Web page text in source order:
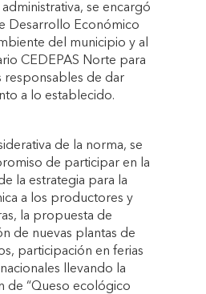
se encargó
Desarrollo Económico
del municipio y al
CEDEPAS Norte para
responsables de dar
a lo establecido.
de la norma, se
de participar en la
la estrategia para la
a los productores y
la propuesta de
de nuevas plantas de
participación en ferias
llevando la
de “Queso ecológico